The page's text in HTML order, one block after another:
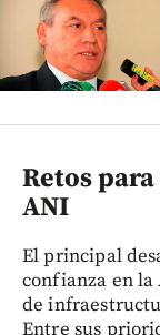
Retos
ANI
El principal
confianza en la
de
Entre sus